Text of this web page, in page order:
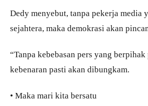
Dedy menyebut, tanpa pekerja media
sejahtera, maka demokrasi akan
“Tanpa kebebasan pers yang
kebenaran pasti akan dibungkam.
• Maka mari kita bersatu